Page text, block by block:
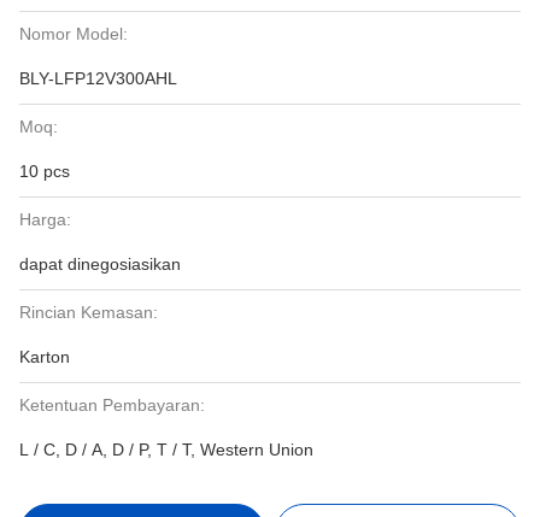
Nomor Model:
BLY-LFP12V300AHL
Moq:
10 pcs
Harga:
dapat dinegosiasikan
Rincian Kemasan:
Karton
Ketentuan Pembayaran:
L / C, D / A, D / P, T / T, Western Union